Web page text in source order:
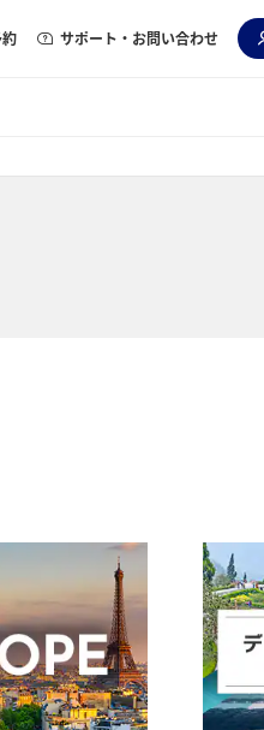
サポート・お問い合わせ